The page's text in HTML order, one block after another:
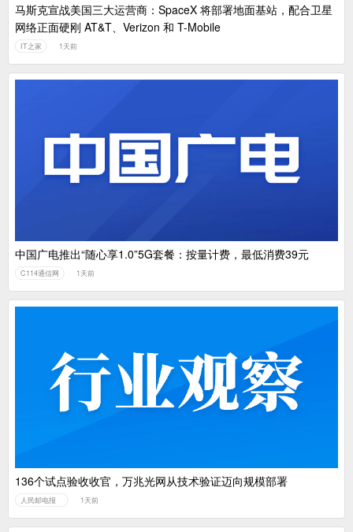
马斯克宣战美国三大运营商：SpaceX 将部署地面基站，配合卫星
网络正面硬刚 AT&T、Verizon 和 T-Mobile
IT之家 1天前
中国广电推出“随心享1.0”5G套餐：按量计费，最低消费39元
C114通信网 1天前
136个试点验收收官，万兆光网从技术验证迈向规模部署
人民邮电报 1天前